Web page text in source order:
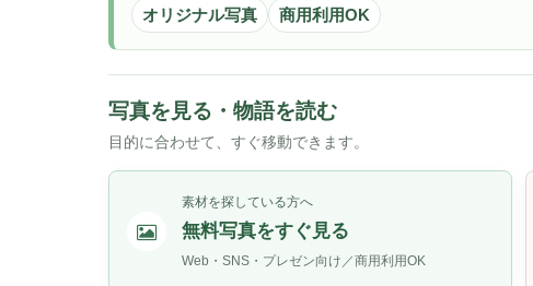
オリジナル写真 商用利用OK
写真を見る・物語を読む
目的に合わせて、すぐ移動できます。
素材を探している方へ
無料写真をすぐ見る
Web・SNS・プレゼン向け／商用利用OK